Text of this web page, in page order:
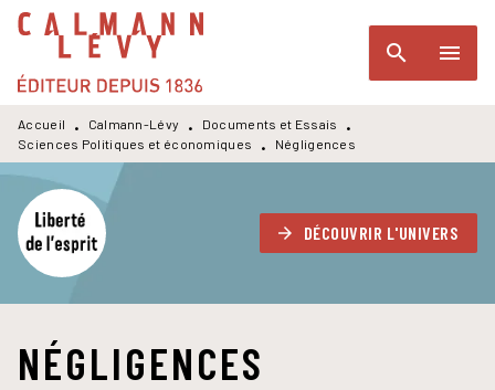
MENU RECHERCHE
PIED DE PAGE
search menu
Accueil • Calmann-Lévy • Documents et Essais
•
Sciences Politiques et économiques
• Négligences
arrow_forward DÉCOUVRIR L'UNIVERS
NÉGLIGENCES